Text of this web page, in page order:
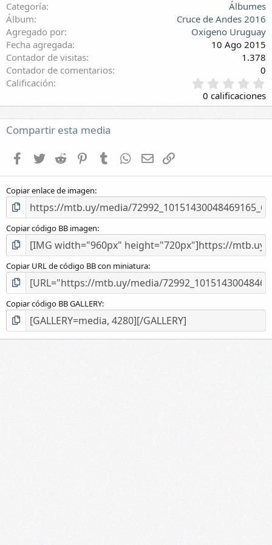
Categoría
Álbumes
Álbum
Cruce de Andes 2016
Agregado por
Oxigeno Uruguay
Fecha agregada
10 Ago 2015
Contador de visitas
1.378
Contador de comentarios
0
Calificación
,
0
0
l
(
)
0 calificaciones
Compartir esta media
Facebook
Twitter Reddit PinterestTumblr WhatsApp
E-mail
Copiar enlace de imagen
Copiar código BB imagen
Copiar URL de código BB con miniatura
Copiar código BB GALLERY